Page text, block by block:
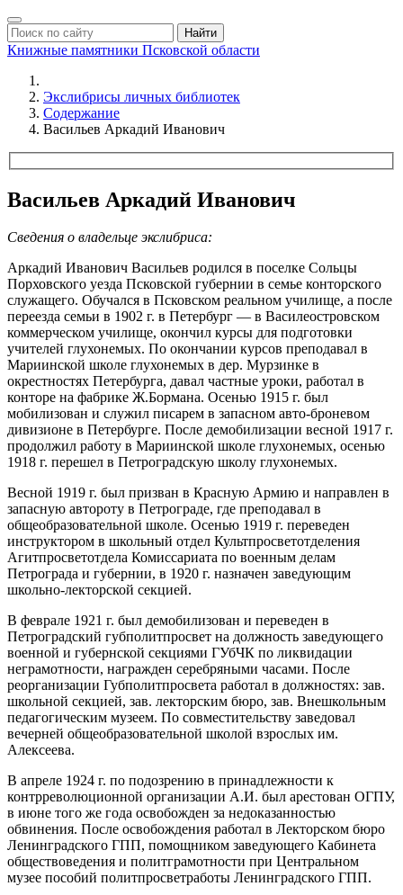
Найти
Книжные памятники Псковской области
Экслибрисы личных библиотек
Содержание
Васильев Аркадий Иванович
Васильев Аркадий Иванович
Сведения о владельце экслибриса:
Аркадий Иванович Васильев родился в поселке Сольцы
Порховского уезда Псковской губернии в семье конторского
служащего. Обучался в Псковском реальном училище, а после
переезда семьи в 1902 г. в Петербург — в Василеостровском
коммерческом училище, окончил курсы для подготовки
учителей глухонемых. По окончании курсов преподавал в
Мариинской школе глухонемых в дер. Мурзинке в
окрестностях Петербурга, давал частные уроки, работал в
конторе на фабрике Ж.Бормана. Осенью 1915 г. был
мобилизован и служил писарем в запасном авто-броневом
дивизионе в Петербурге. После демобилизации весной 1917 г.
продолжил работу в Мариинской школе глухонемых, осенью
1918 г. перешел в Петроградскую школу глухонемых.
Весной 1919 г. был призван в Красную Армию и направлен в
запасную автороту в Петрограде, где преподавал в
общеобразовательной школе. Осенью 1919 г. переведен
инструктором в школьный отдел Культпросветотделения
Агитпросветотдела Комиссариата по военным делам
Петрограда и губернии, в 1920 г. назначен заведующим
школьно-лекторской секцией.
В феврале 1921 г. был демобилизован и переведен в
Петроградский губполитпросвет на должность заведующего
военной и губернской секциями ГУбЧК по ликвидации
неграмотности, награжден серебряными часами. После
реорганизации Губполитпросвета работал в должностях: зав.
школьной секцией, зав. лекторским бюро, зав. Внешкольным
педагогическим музеем. По совместительству заведовал
вечерней общеобразовательной школой взрослых им.
Алексеева.
В апреле 1924 г. по подозрению в принадлежности к
контрреволюционной организации А.И. был арестован ОГПУ,
в июне того же года освобожден за недоказанностью
обвинения. После освобождения работал в Лекторском бюро
Ленинградского ГПП, помощником заведующего Кабинета
обществоведения и политграмотности при Центральном
музее пособий политпросветработы Ленинградского ГПП.